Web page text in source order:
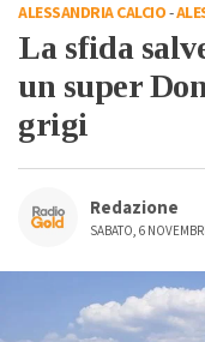
ALESSANDRIA CALCIO-
La sfida
un super
grigi
Redazione
SABATO, 6